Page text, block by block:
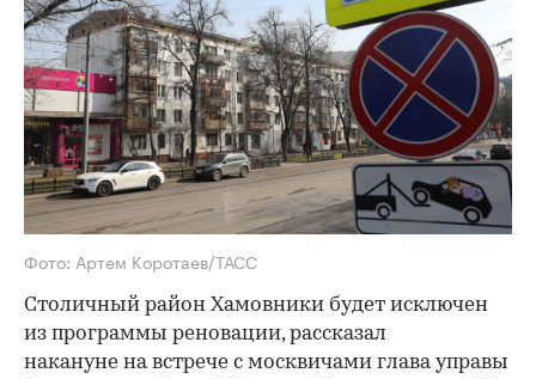
Фото: Артем Коротаев/ТАСС
Столичный район Хамовники будет исключен
из программы реновации, рассказал
накануне на встрече с москвичами глава управы